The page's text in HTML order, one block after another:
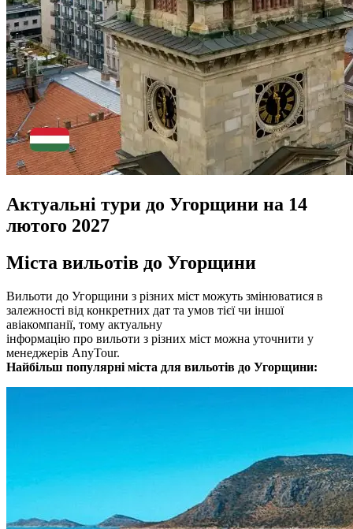
Актуальні тури до Угорщини на 14
лютого 2027
Міста вильотів до Угорщини
Вильоти до Угорщини з різних міст можуть змінюватися в
залежності від конкретних дат та умов тієї чи іншої
авіакомпанії, тому актуальну
інформацію про вильоти з різних міст можна уточнити у
менеджерів AnyTour.
Найбільш популярні міста для вильотів до Угорщини: